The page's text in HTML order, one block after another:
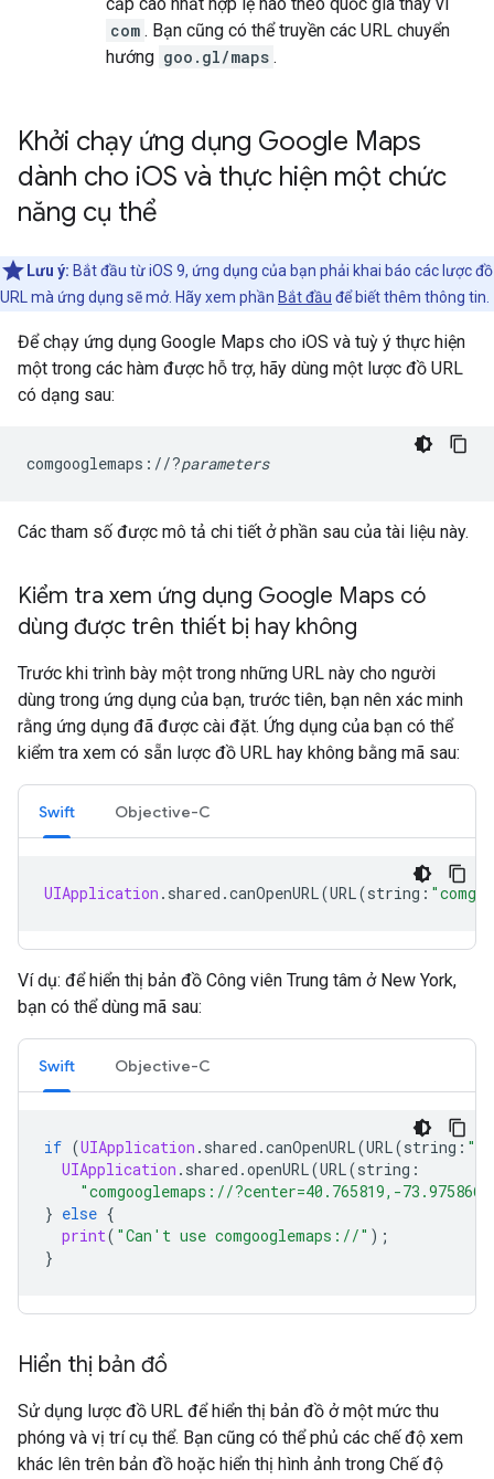
com . Bạn cũng có thể truyền các URL chuyển
hướng goo.gl/maps .
Khởi chạy ứng dụng Google Maps
dành cho iOS và thực hiện một chức
năng cụ thể
Lưu ý: Bắt đầu từ iOS 9, ứng dụng của bạn phải khai báo các lược đồ
URL mà ứng dụng sẽ mở. Hãy xem phần Bắt đầu để biết thêm thông tin.
Để chạy ứng dụng Google Maps cho iOS và tuỳ ý thực hiện
một trong các hàm được hỗ trợ, hãy dùng một lược đồ URL
có dạng sau:
comgooglemaps://?parameters
Các tham số được mô tả chi tiết ở phần sau của tài liệu này.
Kiểm tra xem ứng dụng Google Maps có
dùng được trên thiết bị hay không
Trước khi trình bày một trong những URL này cho người
dùng trong ứng dụng của bạn, trước tiên, bạn nên xác minh
rằng ứng dụng đã được cài đặt. Ứng dụng của bạn có thể
kiểm tra xem có sẵn lược đồ URL hay không bằng mã sau:
Swift Objective-C
UIApplication . shared .canOpenURL(URL(string :
Ví dụ: để hiển thị bản đồ Công viên Trung tâm ở New York,
bạn có thể dùng mã sau:
Swift Objective-C
if (UIApplication . shared .canOpenURL(URL(string :
UIApplication . shared .openURL(URL(string :
"comgooglemaps://?center=40.765819,-
} else {
print( "Can't use comgooglemaps://" );
}
Hiển thị bản đồ
Sử dụng lược đồ URL để hiển thị bản đồ ở một mức thu
phóng và vị trí cụ thể. Bạn cũng có thể phủ các chế độ xem
khác lên trên bản đồ hoặc hiển thị hình ảnh trong Chế độ